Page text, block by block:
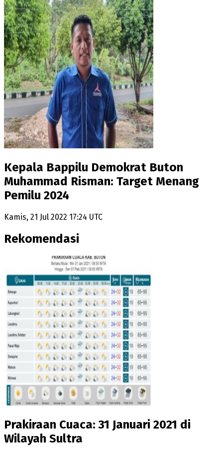
Kepala Bappilu Demokrat Buton
Muhammad Risman: Target Menang
Pemilu 2024
Kamis, 21 Jul 2022 17:24 UTC
Rekomendasi
Prakiraan Cuaca: 31 Januari 2021 di
Wilayah Sultra